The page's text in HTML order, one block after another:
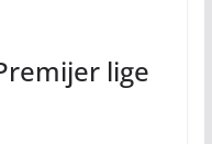
lige